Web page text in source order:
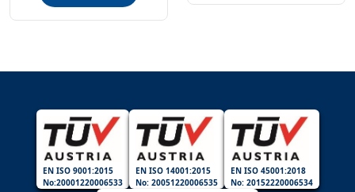
EN ISO 9001:2015
No:20001220006533
EN ISO 14001:2015
No: 20051220006535
EN ISO 45001:2018
No: 20152220006534